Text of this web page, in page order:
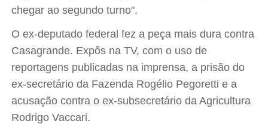
chegar ao segundo turno".
O ex-deputado federal fez a peça mais dura contra
Casagrande. Expôs na TV, com o uso de
reportagens publicadas na imprensa, a prisão do
ex-secretário da Fazenda Rogélio Pegoretti e a
acusação contra o ex-subsecretário da Agricultura
Rodrigo Vaccari.